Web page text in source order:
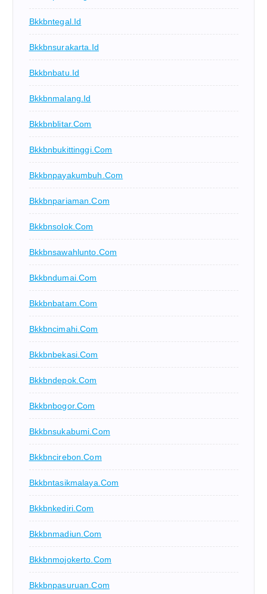
Bkkbntegal.id
Bkkbnsurakarta.id
Bkkbnbatu.id
Bkkbnmalang.id
Bkkbnblitar.com
Bkkbnbukittinggi.com
Bkkbnpayakumbuh.com
Bkkbnpariaman.com
Bkkbnsolok.com
Bkkbnsawahlunto.com
Bkkbndumai.com
Bkkbnbatam.com
Bkkbncimahi.com
Bkkbnbekasi.com
Bkkbndepok.com
Bkkbnbogor.com
Bkkbnsukabumi.com
Bkkbncirebon.com
Bkkbntasikmalaya.com
Bkkbnkediri.com
Bkkbnmadiun.com
Bkkbnmojokerto.com
Bkkbnpasuruan.com